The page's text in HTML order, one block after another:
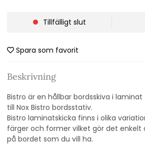
Tillfälligt slut
Spara som favorit
Beskrivning
Bistro är en hållbar bordsskiva i
till Nox Bistro bordsstativ.
Bistro laminatskicka finns i olika
färger och former vilket gör det
på bordet som du vill ha.